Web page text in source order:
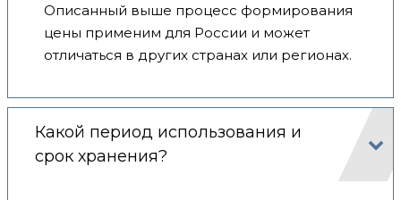
Описанный выше процесс формирования
цены применим для России и может
отличаться в других странах или регионах.
Какой период использования и
срок хранения?